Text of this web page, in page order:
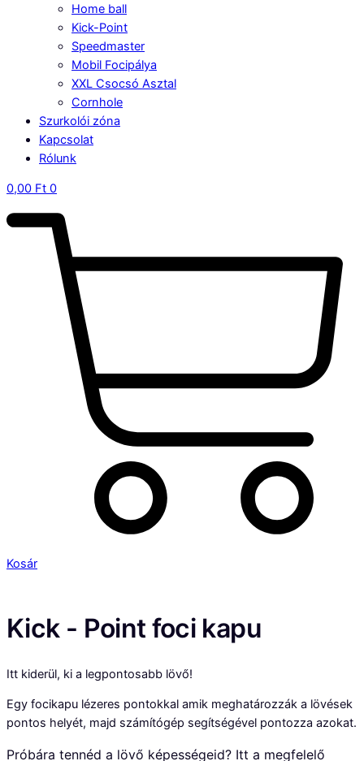
Home ball
Kick-Point
Speedmaster
Mobil Focipálya
XXL Csocsó Asztal
Cornhole
Szurkolói zóna
Kapcsolat
Rólunk
0,00 Ft 0
Kosár
Kick - Point foci kapu
Itt kiderül, ki a legpontosabb lövő!
Egy focikapu lézeres pontokkal amik meghatározzák a lövések
pontos helyét, majd számítógép segítségével pontozza azokat.
Próbára tennéd a lövő képességeid? Itt a megfelelő